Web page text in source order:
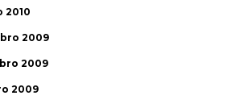
2010
2009
2009
2009